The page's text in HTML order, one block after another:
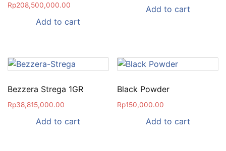
Rp208,500,000.00
Add to cart
Add to cart
Bezzera Strega 1GR
Rp38,815,000.00
Add to cart
Black Powder
Rp150,000.00
Add to cart